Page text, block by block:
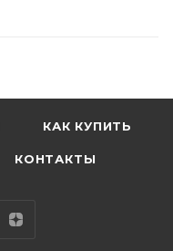
КАК КУПИТЬ
КОНТАКТЫ